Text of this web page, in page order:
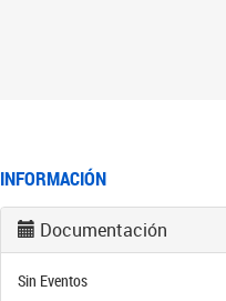
INFORMACIÓN
Documentación
Sin Eventos